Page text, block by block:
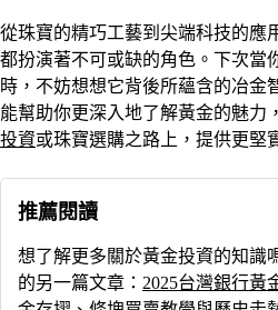
從珠寶的精巧工藝到尖端科技的應
都扮演著不可或缺的角色。下次當
時，不妨想想它背後所蘊含的冶金
能幫助你更深入地了解黃金的魅力
投資或珠寶選購之路上，提供更堅
推薦閱讀
想了解更多關於黃金投資的知識
的另一篇文章： 2025台灣銀行黃